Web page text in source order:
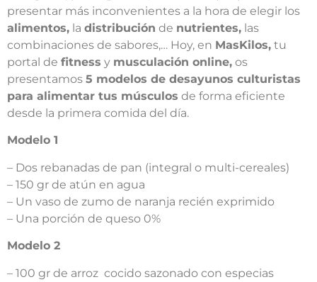
presentar más inconvenientes a la hora de elegir los
alimentos, la distribución de nutrientes, las
combinaciones de sabores,… Hoy, en MasKilos, tu
portal de fitness y musculación online, os
presentamos 5 modelos de desayunos culturistas
para alimentar tus músculos de forma eficiente
desde la primera comida del día.
Modelo 1
– Dos rebanadas de pan (integral o multi-cereales)
– 150 gr de atún en agua
– Un vaso de zumo de naranja recién exprimido
– Una porción de queso 0%
Modelo 2
– 100 gr de arroz cocido sazonado con especias